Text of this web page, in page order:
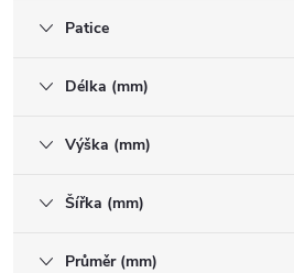
Patice
Délka (mm)
Výška (mm)
Šířka (mm)
Průměr (mm)